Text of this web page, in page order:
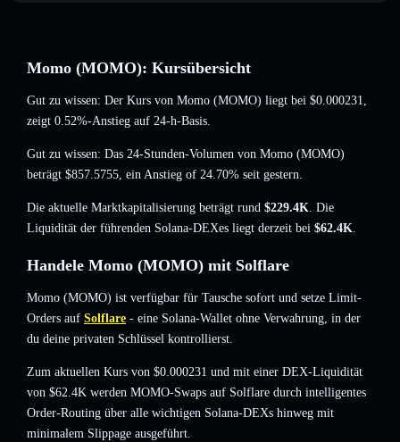
Momo (MOMO): Kursübersicht
Gut zu wissen: Der Kurs von Momo (MOMO) liegt bei $0.000231,
zeigt 0.52%-Anstieg auf 24-h-Basis.
Gut zu wissen: Das 24-Stunden-Volumen von Momo (MOMO)
beträgt $857.5755, ein Anstieg of 24.70% seit gestern.
Die aktuelle Marktkapitalisierung beträgt rund $229.4K. Die
Liquidität der führenden Solana-DEXes liegt derzeit bei $62.4K.
Handele Momo (MOMO) mit Solflare
Momo (MOMO) ist verfügbar für Tausche sofort und setze Limit-
Orders auf Solflare - eine Solana-Wallet ohne Verwahrung, in der
du deine privaten Schlüssel kontrollierst.
Zum aktuellen Kurs von $0.000231 und mit einer DEX-Liquidität
von $62.4K werden MOMO-Swaps auf Solflare durch intelligentes
Order-Routing über alle wichtigen Solana-DEXs hinweg mit
minimalem Slippage ausgeführt.